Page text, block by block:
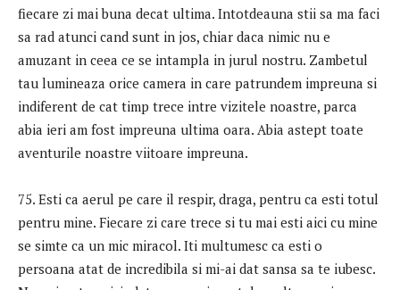
fiecare zi mai buna decat ultima. Intotdeauna stii sa ma faci
sa rad atunci cand sunt in jos, chiar daca nimic nu e
amuzant in ceea ce se intampla in jurul nostru. Zambetul
tau lumineaza orice camera in care patrundem impreuna si
indiferent de cat timp trece intre vizitele noastre, parca
abia ieri am fost impreuna ultima oara. Abia astept toate
aventurile noastre viitoare impreuna.
75. Esti ca aerul pe care il respir, draga, pentru ca esti totul
pentru mine. Fiecare zi care trece si tu mai esti aici cu mine
se simte ca un mic miracol. Iti multumesc ca esti o
persoana atat de incredibila si mi-ai dat sansa sa te iubesc.